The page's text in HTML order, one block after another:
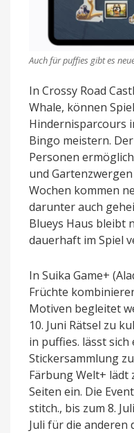
Auch für puffies gibt es
In Crossy Road
Whale, können
Hindernisparcours
Bingo meistern.
Personen
und
Wochen kommen
darunter auch
Blueys Haus bleibt
dauerhaft im Spiel
In Suika Game+
Früchte
Motiven begleitet
10. Juni Rätsel zu
in puffies. lässt sich
Stickersammlung
Färbung Welt+ lädt
Seiten ein. Die
stitch., bis zum 8.
Juli für die anderen